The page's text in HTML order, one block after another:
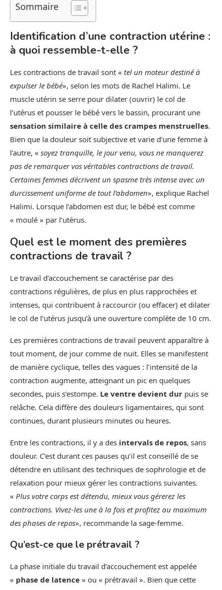
Sommaire
Identification d’une contraction utérine :
à quoi ressemble-t-elle ?
Les contractions de travail sont « tel un moteur destiné à
expulser le bébé», selon les mots de Rachel Halimi. Le
muscle utérin se serre pour dilater (ouvrir) le col de
l’utérus et pousser le bébé vers le bassin, procurant une
sensation similaire à celle des crampes menstruelles.
Bien que la douleur soit subjective et varie d’une femme à
l’autre, « soyez tranquille, le jour venu, vous ne manquerez
pas de remarquer vos véritables contractions de travail.
Certaines femmes décrivent un spasme très intense avec un
durcissement uniforme de tout l’abdomen», explique Rachel
Halimi. Lorsque l’abdomen est dur, le bébé est comme
« moulé » par l’utérus.
Quel est le moment des premières
contractions de travail ?
Le travail d’accouchement se caractérise par des
contractions régulières, de plus en plus rapprochées et
intenses, qui contribuent à raccourcir (ou effacer) et dilater
le col de l’utérus jusqu’à une ouverture complète de 10 cm.
Les premières contractions de travail peuvent apparaître à
tout moment, de jour comme de nuit. Elles se manifestent
de manière cyclique, telles des vagues : l’intensité de la
contraction augmente, atteignant un pic en quelques
secondes, puis s’estompe. Le ventre devient dur puis se
relâche. Cela diffère des douleurs ligamentaires, qui sont
continues, durant plusieurs minutes ou heures.
Entre les contractions, il y a des intervals de repos, sans
douleur. C’est durant ces pauses qu’il est conseillé de se
détendre en utilisant des techniques de sophrologie et de
relaxation pour mieux gérer les contractions suivantes.
« Plus votre corps est détendu, mieux vous gérerez les
contractions. Vivez-les une à la fois et profitez au maximum
des phases de repos», recommande la sage-femme.
Qu’est-ce que le prétravail ?
La phase initiale du travail d’accouchement est appelée
« phase de latence » ou « prétravail ». Bien que cette